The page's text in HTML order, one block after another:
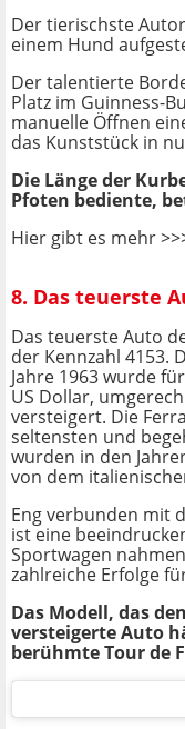
Der tierischste
einem Hund
Der talentierte
Platz im Guinness-
manuelle Öffnen
das Kunststück in
Die Länge der
Pfoten bediente,
Hier gibt es mehr
8. Das teuerste
Das teuerste Auto
der Kennzahl 4153.
Jahre 1963 wurde
US Dollar,
versteigert. Die
seltensten und
wurden in den
von dem
Eng verbunden mit
ist eine
Sportwagen
zahlreiche Erfolge
Das Modell, das
versteigerte Auto
berühmte Tour de